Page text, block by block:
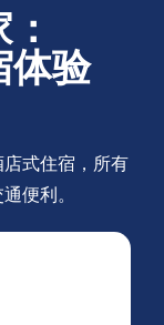
体验
式住宿，所有
便利。